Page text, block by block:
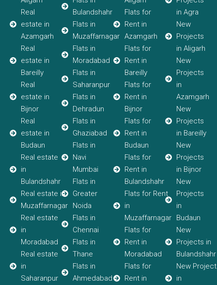
Real
estate in
Azamgarh
Real
estate in
Bareilly
Real
estate in
Bijnor
Real
estate in
Budaun
Real estate
in
Bulandshahr
Real estate in
Muzaffarnagar
Real estate
in
Moradabad
Real estate
in
Saharanpur
Bulandshahr
Flats in
Muzaffarnagar
Flats in
Moradabad
Flats in
Saharanpur
Flats in
Dehradun
Flats in
Ghaziabad
Flats in
Navi
Mumbai
Flats in
Greater
Noida
Flats in
Chennai
Flats in
Thane
Flats in
Ahmedabad
Flats for
Rent in
Azamgarh
Flats for
Rent in
Bareilly
Flats for
Rent in
Bijnor
Flats for
Rent in
Budaun
Flats for
Rent in
Bulandshahr
Flats for Rent
in
Muzaffarnagar
Flats for
Rent in
Moradabad
Flats for
Rent in
in Agra
New
Projects
in Aligarh
New
Projects
in
Azamgarh
New
Projects
in Bareilly
New
Projects
in Bijnor
New
Projects
in
Budaun
New
Projects in
Bulandshahr
New
in